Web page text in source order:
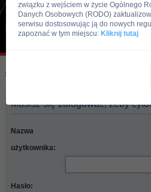
Skocz do:
Musisz się zalogować, żeby
Nazwa
użytkownika:
Hasło:
związku z wejściem w życie Ogólnego
Danych Osobowych (RODO)
serwisu dostosowując ją do nowych
zapoznać w tym miejscu: Kliknij tutaj